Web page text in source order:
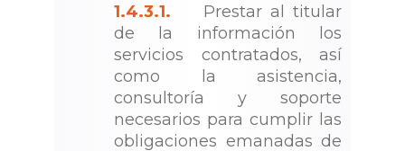
1.4.3.1. Prestar al titular
de la información los
servicios contratados, así
como la asistencia,
consultoría y soporte
necesarios para cumplir las
obligaciones emanadas de